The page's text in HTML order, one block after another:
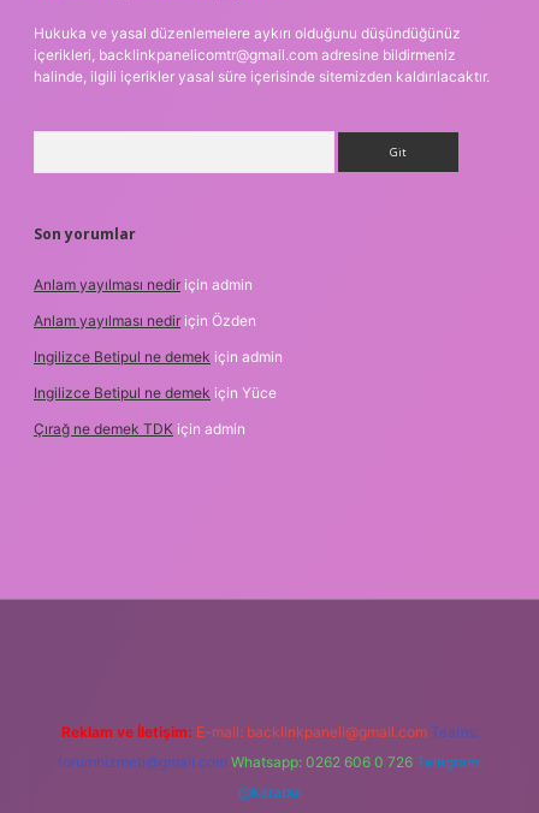
Hukuka ve yasal düzenlemelere aykırı olduğunu düşündüğünüz
içerikleri, backlinkpanelicomtr@gmail.com adresine bildirmeniz
halinde, ilgili içerikler yasal süre içerisinde sitemizden kaldırılacaktır.
Son yorumlar
Anlam yayılması nedir için admin
Anlam yayılması nedir için Özden
Ingilizce Betipul ne demek için admin
Ingilizce Betipul ne demek için Yüce
Çırağ ne demek TDK için admin
Reklam ve İletişim: E-mail: backlinkpaneli@gmail.com Teams:
forumhizmeti@gmail.com Whatsapp: 0262 606 0 726 Telegram:
@karabul